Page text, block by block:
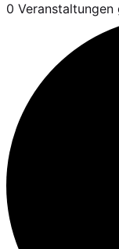
0 Veranstaltungen